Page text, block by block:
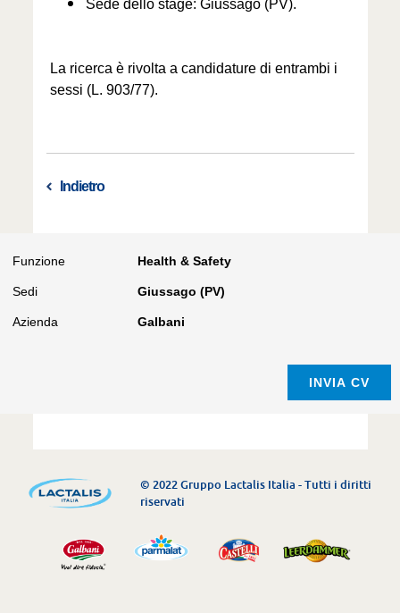
Sede dello stage: Giussago (PV).
La ricerca è rivolta a candidature di entrambi i
sessi (L. 903/77).
Indietro
Funzione Health & Safety
Sedi Giussago (PV)
Azienda Galbani
© 2022 Gruppo Lactalis Italia - Tutti i diritti
riservati